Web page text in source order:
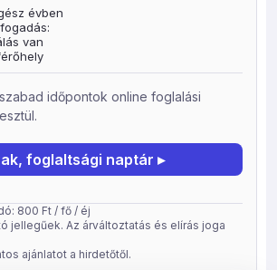
A lakás közvetlen környékén
megtalálható, ami egy kellemes
lehet: piac, éttermek, kávézók,
lehetőségek.
a strandoláson kívül is rengeteg
a nyári szezonban, mind télen.
vannak gyermekeknek és
Szeretettel várunk minden
vágyik és ehhez egy hangulatos
a Balaton egyik legszebb városában.
lehetőségek Kikapcsolódás-,
évben
van
időpontok online foglalási
foglaltsági naptár ▸
800 Ft / fő / éj
jellegűek. Az árváltoztatás és elírás joga
ajánlatot a hirdetőtől.